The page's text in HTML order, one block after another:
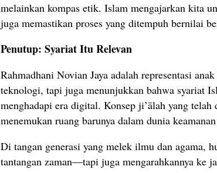
melainkan kompas etik. Islam mengajarkan kita
juga memastikan proses yang ditempuh bernilai
Penutup: Syariat Itu Relevan
Rahmadhani Novian Jaya adalah representasi
teknologi, tapi juga menunjukkan bahwa syariat
menghadapi era digital. Konsep ji’ālah yang
menemukan ruang barunya dalam dunia
Di tangan generasi yang melek ilmu dan agama,
tantangan zaman—tapi juga mengarahkannya ke